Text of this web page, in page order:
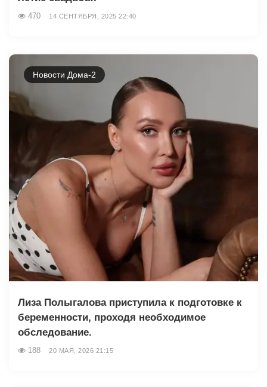
470 14 СЕНТЯБРЯ, 2025 22:40
Новости Дома-2
Лиза Полыгалова приступила к подготовке к
беременности, проходя необходимое
обследование.
188 20 МАЯ, 2026 21:15